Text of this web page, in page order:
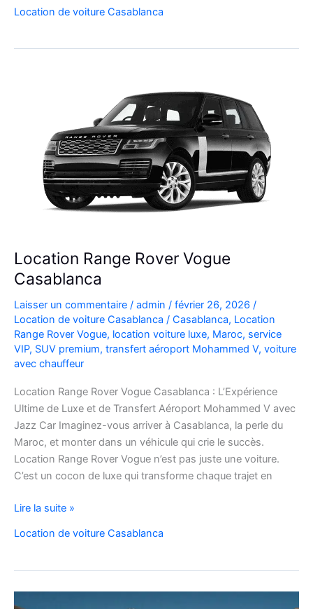
SUV
Luxe
Location de voiture Casablanca
Location Range Rover Vogue
Casablanca
Laisser un commentaire / admin / février 26, 2026 /
Location de voiture Casablanca / Casablanca, Location
Range Rover Vogue, location voiture luxe, Maroc, service
VIP, SUV premium, transfert aéroport Mohammed V, voiture
avec chauffeur
Location Range Rover Vogue Casablanca : L’Expérience
Ultime de Luxe et de Transfert Aéroport Mohammed V avec
Jazz Car Imaginez-vous arriver à Casablanca, la perle du
Maroc, et monter dans un véhicule qui crie le succès.
Location Range Rover Vogue n’est pas juste une voiture.
C’est un cocon de luxe qui transforme chaque trajet en
Location
Rover
Casablanca
Lire la suite »
Location de voiture Casablanca